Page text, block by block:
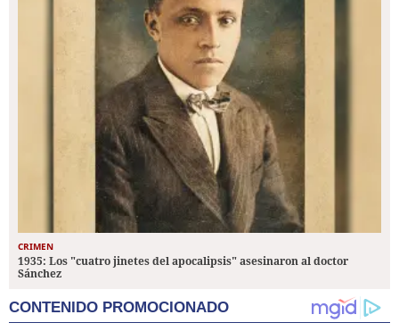
CRIMEN
1935: Los "cuatro jinetes del apocalipsis" asesinaron al doctor
Sánchez
CONTENIDO PROMOCIONADO